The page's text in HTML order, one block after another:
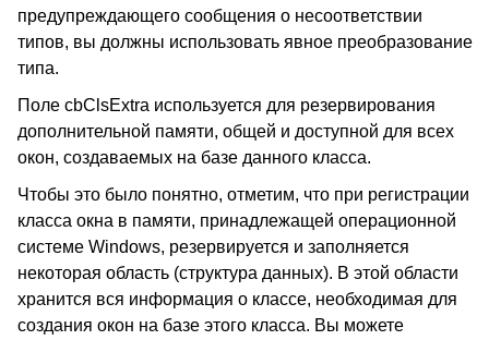
предупреждающего сообщения о несоответствии
типов, вы должны использовать явное преобразование
типа.
Поле cbClsExtra используется для резервирования
дополнительной памяти, общей и доступной для всех
окон, создаваемых на базе данного класса.
Чтобы это было понятно, отметим, что при регистрации
класса окна в памяти, принадлежащей операционной
системе Windows, резервируется и заполняется
некоторая область (структура данных). В этой области
хранится вся информация о классе, необходимая для
создания окон на базе этого класса. Вы можете